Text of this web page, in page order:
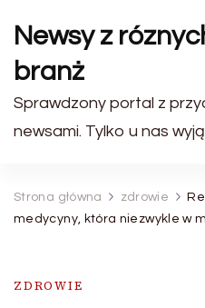
Newsy z
branż
Sprawdzony portal z
newsami. Tylko u nas
Strona główna zdrowie
medycyny, która niezwykle w
ZDROWIE